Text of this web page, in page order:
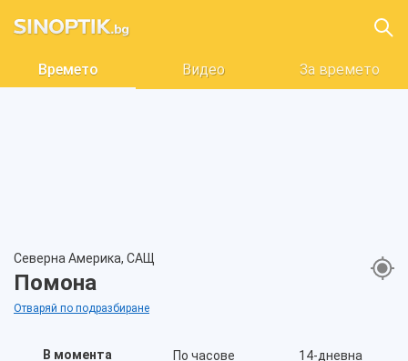
Времето Видео За времето
Северна Америка, САЩ
Помона
Отваряй по подразбиране
В момента По часове 14-дневна